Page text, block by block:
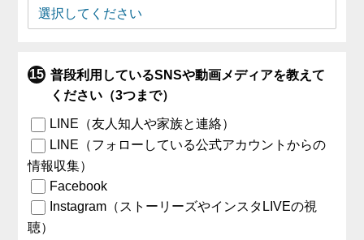
普段利用しているSNSや動画メディアを教えて
ください（3つまで）
LINE（友人知人や家族と連絡）
LINE（フォローしている公式アカウントからの
情報収集）
Facebook
Instagram（ストーリーズやインスタLIVEの視
聴）